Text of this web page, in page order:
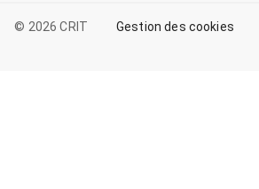
© 2026 CRIT Gestion des cookies